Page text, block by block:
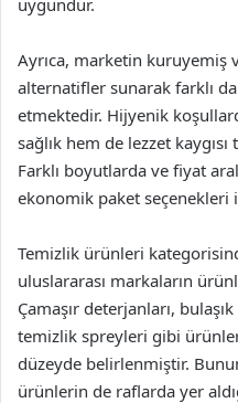
Ayrıca, marketin kuruyemiş
alternatifler sunarak farklı
etmektedir. Hijyenik
sağlık hem de lezzet
Farklı boyutlarda ve fiyat
ekonomik paket seçenekleri
Temizlik ürünleri
uluslararası markaların
Çamaşır deterjanları,
temizlik spreyleri gibi
düzeyde belirlenmiştir.
ürünlerin de raflarda yer